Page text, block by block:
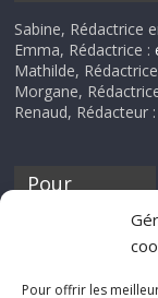
Pour offrir les
Sabine, Rédactrice
Emma, Rédactrice :
Mathilde,
Morgane,
Renaud, Rédacteur
Pour
discothèque